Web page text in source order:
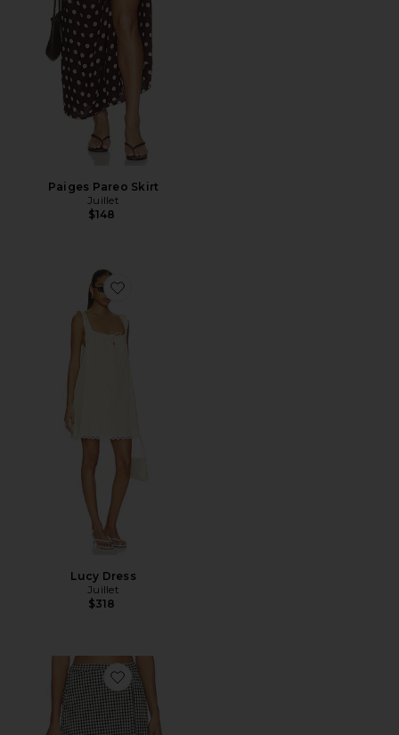
Paiges Pareo Skirt
Juillet
$148
Favorite Lucy Dress
Lucy Dress
Juillet
$318
Favorite Wrap Skirt